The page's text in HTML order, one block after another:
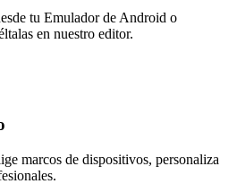
tu Emulador de Android o
en nuestro editor.
marcos de dispositivos, personaliza